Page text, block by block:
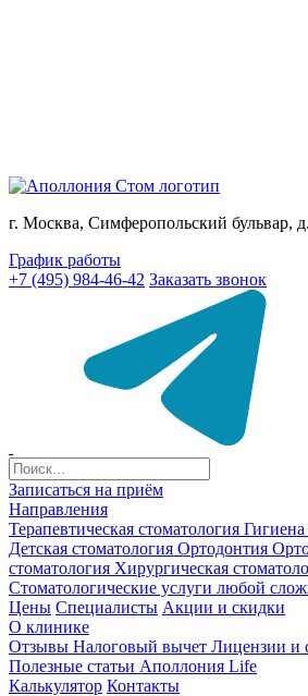
г. Москва, Симферопольский бульвар,
График работы
+7 (495) 984-46-42 Заказать звонок
Записаться на приём
Направления
Терапевтическая стоматология Гигиена
Детская стоматология Ортодонтия
стоматология Хирургическая
Стоматологические услуги любой
Цены Специалисты Акции и скидки
О клинике
Отзывы Налоговый вычет Лицензии и
Полезные статьи Аполлония Life
Калькулятор Контакты